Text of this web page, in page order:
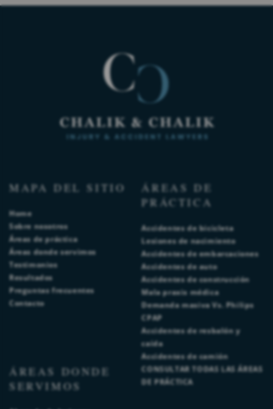
MAPA DEL SITIO
Home
Sobre nosotros
Áreas de práctica
Áreas donde servimos
Testimonios
Resultados
Preguntas frecuentes
Contacto
ÁREAS DE
PRÁCTICA
Accidentes de bicicleta
Lesiones de nacimiento
Accidentes de embarcaciones
Accidentes de auto
Accidentes de construcción
Mala praxis médica
Demanda masiva Vs. Philips
CPAP
Accidentes de resbalón y
caída
Accidentes de camión
CONSULTAR TODAS LAS ÁREAS
DE PRÁCTICA
ÁREAS DONDE
SERVIMOS